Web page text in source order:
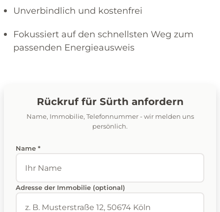
Unverbindlich und kostenfrei
Fokussiert auf den schnellsten Weg zum
passenden Energieausweis
Rückruf für Sürth anfordern
Name, Immobilie, Telefonnummer - wir melden uns
persönlich.
Name *
Adresse der Immobilie (optional)